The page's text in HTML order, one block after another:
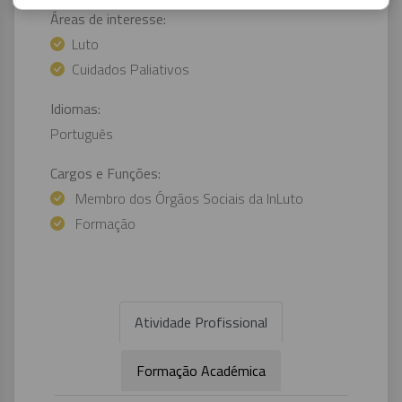
Áreas de interesse:
Luto
Cuidados Paliativos
Idiomas:
Português
Cargos e Funções:
Membro dos Órgãos Sociais da InLuto
Formação
Atividade Profissional
Formação Académica